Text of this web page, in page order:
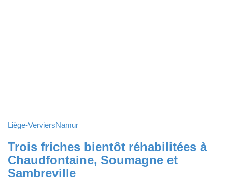
Liège-VerviersNamur
Trois friches bientôt réhabilitées à
Chaudfontaine, Soumagne et
Sambreville